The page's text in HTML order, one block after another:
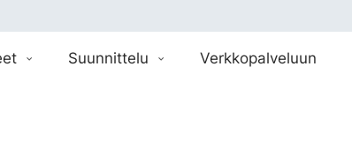
Suunnittelu Verkkopalveluun